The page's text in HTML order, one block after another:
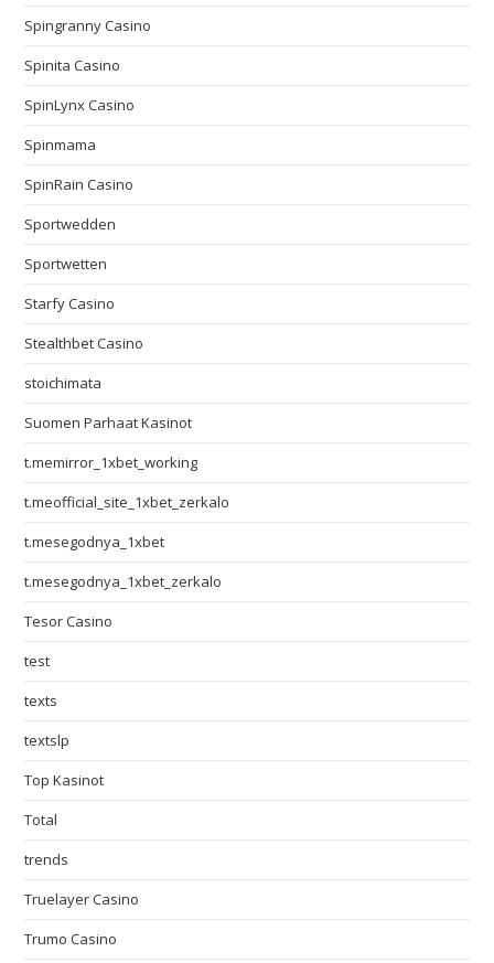
Spingranny Casino
Spinita Casino
SpinLynx Casino
Spinmama
SpinRain Casino
Sportwedden
Sportwetten
Starfy Casino
Stealthbet Casino
stoichimata
Suomen Parhaat Kasinot
t.memirror_1xbet_working
t.meofficial_site_1xbet_zerkalo
t.mesegodnya_1xbet
t.mesegodnya_1xbet_zerkalo
Tesor Casino
test
texts
textslp
Top Kasinot
Total
trends
Truelayer Casino
Trumo Casino